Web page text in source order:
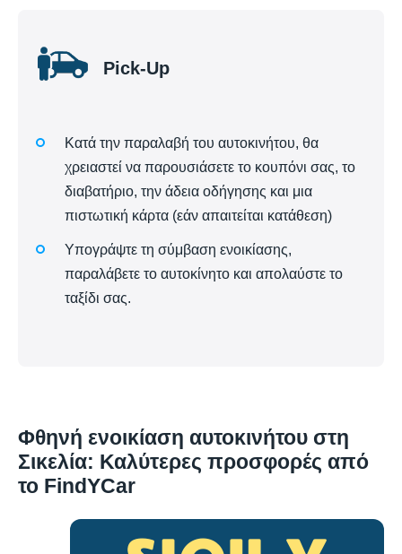
Pick-Up
Κατά την παραλαβή του αυτοκινήτου, θα
χρειαστεί να παρουσιάσετε το κουπόνι σας, το
διαβατήριο, την άδεια οδήγησης και μια
πιστωτική κάρτα (εάν απαιτείται κατάθεση)
Υπογράψτε τη σύμβαση ενοικίασης,
παραλάβετε το αυτοκίνητο και απολαύστε το
ταξίδι σας.
Φθηνή ενοικίαση αυτοκινήτου στη
Σικελία: Καλύτερες προσφορές από
το FindYCar